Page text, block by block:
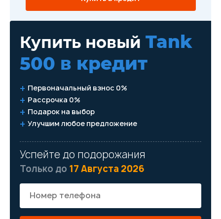
Купить новый Tank
500 в кредит
Первоначальный взнос 0%
Рассрочка 0%
Подарок на выбор
Улучшим любое предложение
Успейте до подорожания
Только до 17 Августа 2026